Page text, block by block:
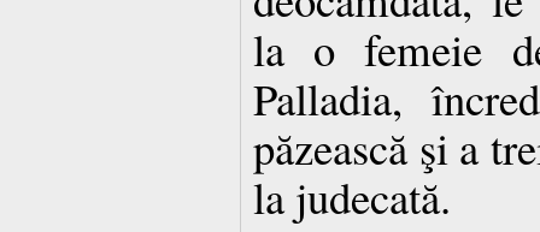
la o femeie
Palladia,
păzească şi a
la judecată.